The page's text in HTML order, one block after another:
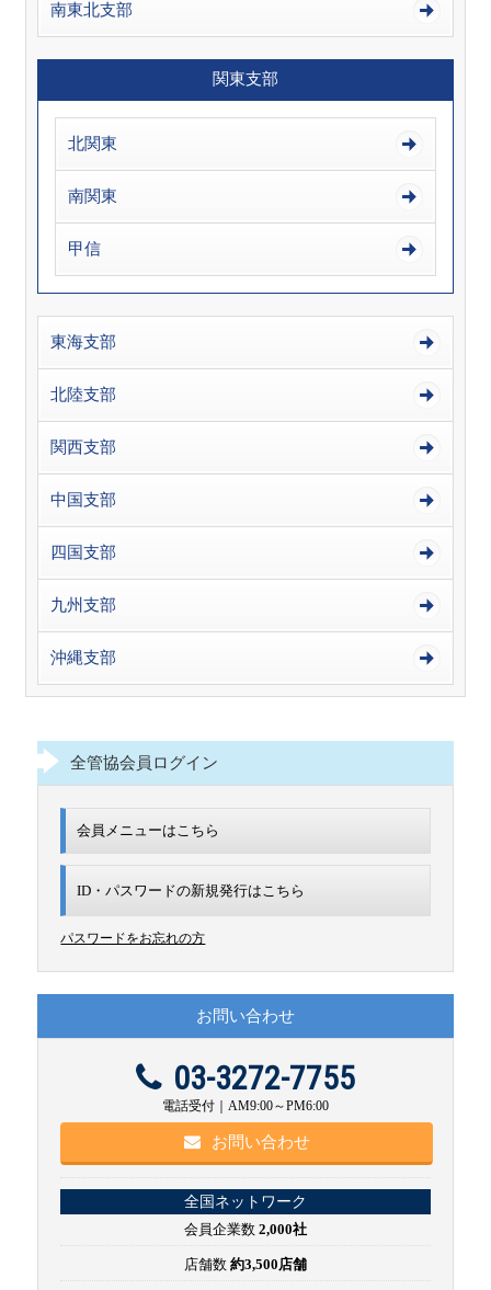
南東北支部
関東支部
北関東
南関東
甲信
東海支部
北陸支部
関西支部
中国支部
四国支部
九州支部
沖縄支部
全管協会員ログイン
会員メニューはこちら
ID・パスワードの新規発行はこちら
パスワードをお忘れの方
お問い合わせ
03-3272-7755
電話受付｜AM9:00～PM6:00
お問い合わせ
全国ネットワーク
会員企業数 2,000社
店舗数 約3,500店舗